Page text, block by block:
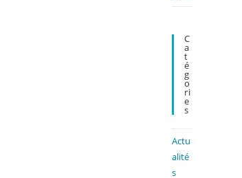
C
A
T
É
G
O
Ri
E
S
Actu
alité
s